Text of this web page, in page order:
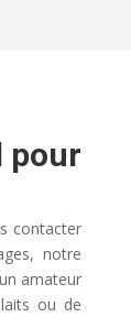
pour
contacter
notre
amateur
ou de